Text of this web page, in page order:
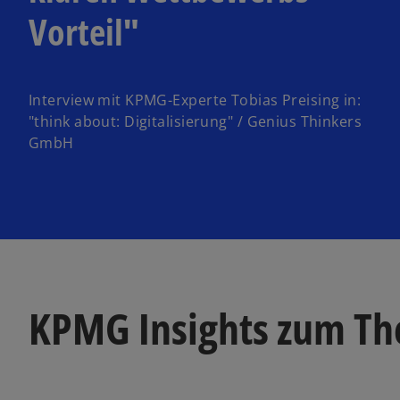
Vorteil"
Interview mit KPMG-Experte Tobias Preising in:
"think about: Digitalisierung" / Genius Thinkers
GmbH
KPMG Insights zum